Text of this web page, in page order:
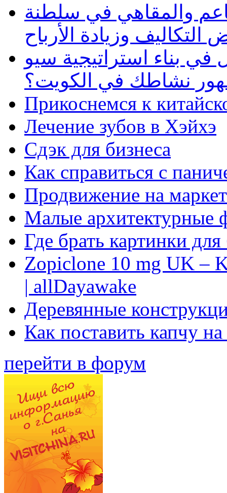
والمقاهي في سلطنة
وزيادة الأرباح
بناء استراتيجية سيو
نشاطك في الكويت؟
Прикоснемся к
Лечение зубов в Хэйхэ
Сдэк для бизнеса
Как справиться с
Продвижение на
Малые архитектурные
Где брать картинки
Zopiclone 10 mg UK –
| allDayawake
Деревянные
Как поставить капчу
перейти в форум